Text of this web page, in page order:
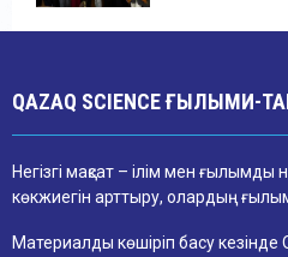
QAZAQ SCIENCE
Негізгі мақсат – ілім мен
көкжиегін арттыру, олардың
Материалды көшіріп басу